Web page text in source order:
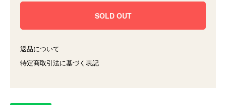
返品について
特定商取引法に基づく表記